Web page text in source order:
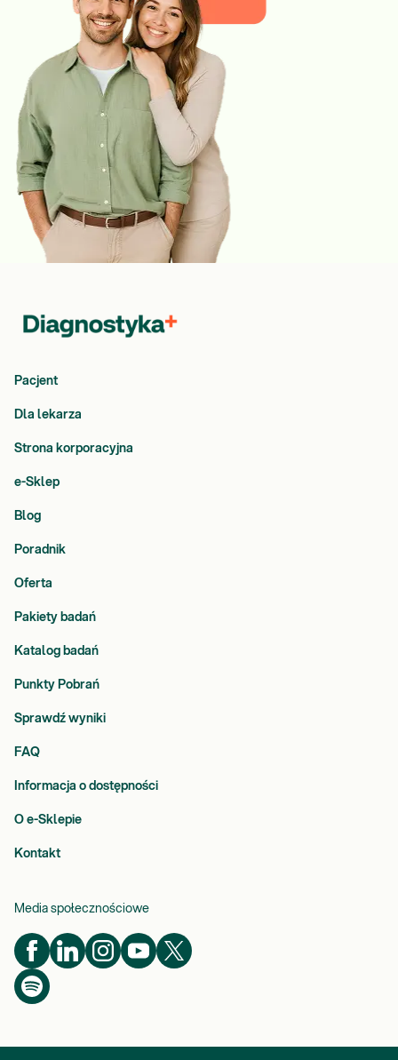
Pacjent
Dla lekarza
Strona korporacyjna
e-Sklep
Blog
Poradnik
Oferta
Pakiety badań
Katalog badań
Punkty Pobrań
Sprawdź wyniki
FAQ
Informacja o dostępności
O e-Sklepie
Kontakt
Media społecznościowe